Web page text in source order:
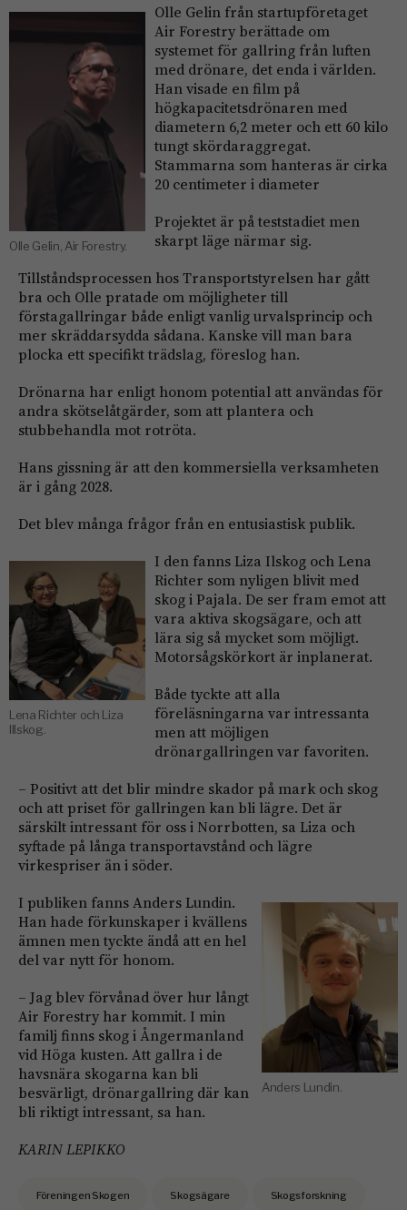
Olle Gelin, Air Forestry.
Olle Gelin från startupföretaget
Air Forestry berättade om
systemet för gallring från luften
med drönare, det enda i världen.
Han visade en film på
högkapacitetsdrönaren med
diametern 6,2 meter och ett 60 kilo
tungt skördaraggregat.
Stammarna som hanteras är cirka
20 centimeter i diameter
Projektet är på teststadiet men
skarpt läge närmar sig.
Tillståndsprocessen hos Transportstyrelsen har gått
bra och Olle pratade om möjligheter till
förstagallringar både enligt vanlig urvalsprincip och
mer skräddarsydda sådana. Kanske vill man bara
plocka ett specifikt trädslag, föreslog han.
Drönarna har enligt honom potential att användas för
andra skötselåtgärder, som att plantera och
stubbehandla mot rotröta.
Hans gissning är att den kommersiella verksamheten
är i gång 2028.
Det blev många frågor från en entusiastisk publik.
Lena Richter och Liza
Illskog.
I den fanns Liza Ilskog och Lena
Richter som nyligen blivit med
skog i Pajala. De ser fram emot att
vara aktiva skogsägare, och att
lära sig så mycket som möjligt.
Motorsågskörkort är inplanerat.
Både tyckte att alla
föreläsningarna var intressanta
men att möjligen
drönargallringen var favoriten.
– Positivt att det blir mindre skador på mark och skog
och att priset för gallringen kan bli lägre. Det är
särskilt intressant för oss i Norrbotten, sa Liza och
syftade på långa transportavstånd och lägre
virkespriser än i söder.
Anders Lundin.
I publiken fanns Anders Lundin.
Han hade förkunskaper i kvällens
ämnen men tyckte ändå att en hel
del var nytt för honom.
– Jag blev förvånad över hur långt
Air Forestry har kommit. I min
familj finns skog i Ångermanland
vid Höga kusten. Att gallra i de
havsnära skogarna kan bli
besvärligt, drönargallring där kan
bli riktigt intressant, sa han.
KARIN LEPIKKO
Föreningen Skogen Skogsägare Skogsforskning